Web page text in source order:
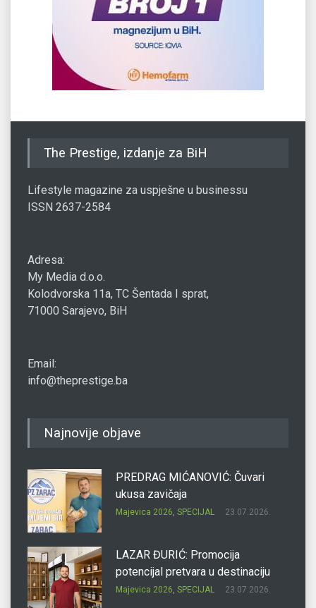
The Prestige, izdanje za BiH
Lifestyle magazine za uspješne u businessu
ISSN 2637-2584
Adresa:
My Media d.o.o.
Kolodvorska 11a, TC Šentada I sprat,
71000 Sarajevo, BiH
Email:
info@theprestige.ba
Najnovije objave
PREDRAG MIĆANOVIĆ: Čuvari
ukusa zavičaja
Majevica 2026, SPECIJAL 23.07.2026.
LAZAR ĐURIĆ: Promocija
potencijal pretvara u destinaciju
Majevica 2026, SPECIJAL 23.07.2026.